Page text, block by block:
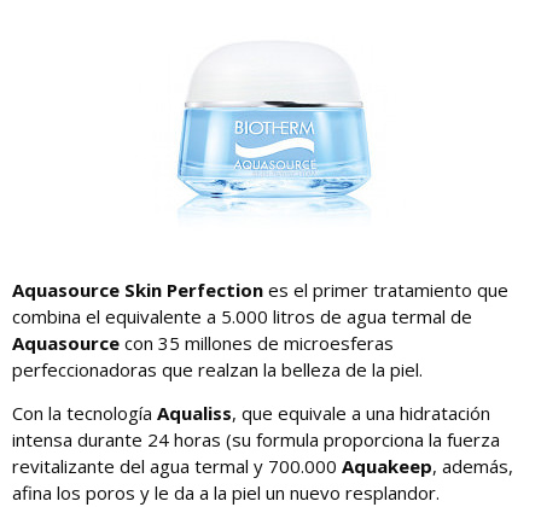
Aquasource Skin Perfection es el primer tratamiento que
combina el equivalente a 5.000 litros de agua termal de
Aquasource con 35 millones de microesferas
perfeccionadoras que realzan la belleza de la piel.
Con la tecnología Aqualiss, que equivale a una hidratación
intensa durante 24 horas (su formula proporciona la fuerza
revitalizante del agua termal y 700.000 Aquakeep, además,
afina los poros y le da a la piel un nuevo resplandor.